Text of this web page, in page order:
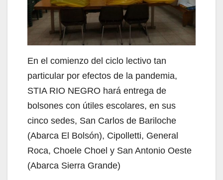
En el comienzo del ciclo lectivo tan
particular por efectos de la pandemia,
STIA RIO NEGRO hará entrega de
bolsones con útiles escolares, en sus
cinco sedes, San Carlos de Bariloche
(Abarca El Bolsón), Cipolletti, General
Roca, Choele Choel y San Antonio Oeste
(Abarca Sierra Grande)